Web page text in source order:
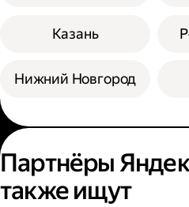
Казань
Нижний Новгород
Партнёры
также ищут